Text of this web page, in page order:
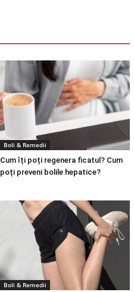
Boli & Remedii
Cum îți poți regenera ficatul? Cum
poți preveni bolile hepatice?
Boli & Remedii